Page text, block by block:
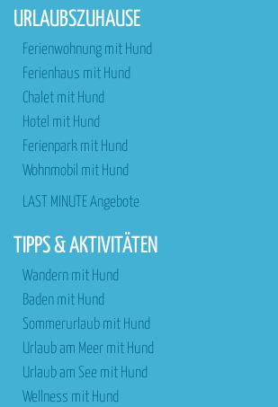
URLAUBSZUHAUSE
Ferienwohnung mit Hund
Ferienhaus mit Hund
Chalet mit Hund
Hotel mit Hund
Ferienpark mit Hund
Wohnmobil mit Hund
LAST MINUTE Angebote
TIPPS & AKTIVITÄTEN
Wandern mit Hund
Baden mit Hund
Sommerurlaub mit Hund
Urlaub am Meer mit Hund
Urlaub am See mit Hund
Wellness mit Hund